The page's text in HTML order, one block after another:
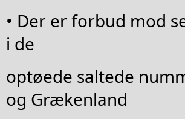
• Der er forbud mod
i de
optøede saltede
og Grækenland